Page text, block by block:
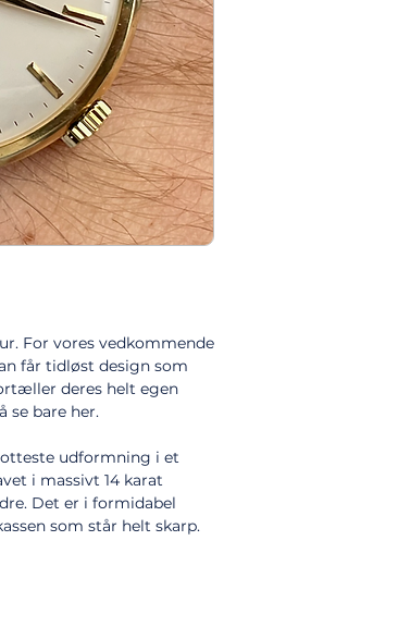
For vores vedkommende
får tidløst design som
deres helt egen
se bare her.
udformning i et
i massivt 14 karat
Det er i formidabel
som står helt skarp.